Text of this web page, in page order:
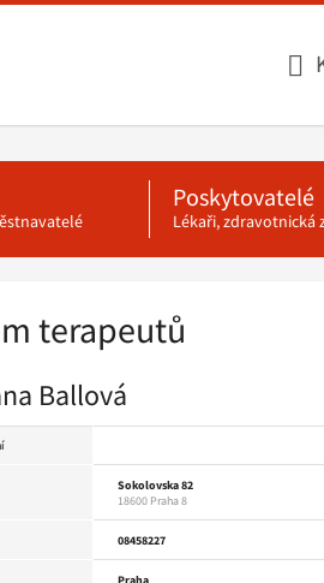
Poskytovatelé
Lékaři, zdravotnická
terapeutů
Ballová
Sokolovska 82
18600 Praha 8
08458227